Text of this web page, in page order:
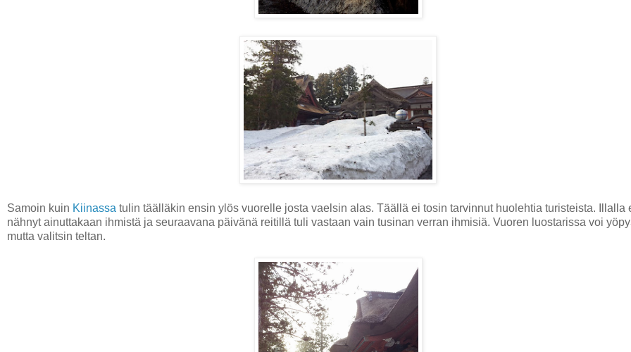
Samoin kuin Kiinassa tulin täälläkin ensin ylös vuorelle josta vaelsin alas. Täällä ei tosin tarvinnut huolehtia turisteista. Illalla
nähnyt ainuttakaan ihmistä ja seuraavana päivänä reitillä tuli vastaan vain tusinan verran ihmisiä. Vuoren luostarissa voi
mutta valitsin teltan.